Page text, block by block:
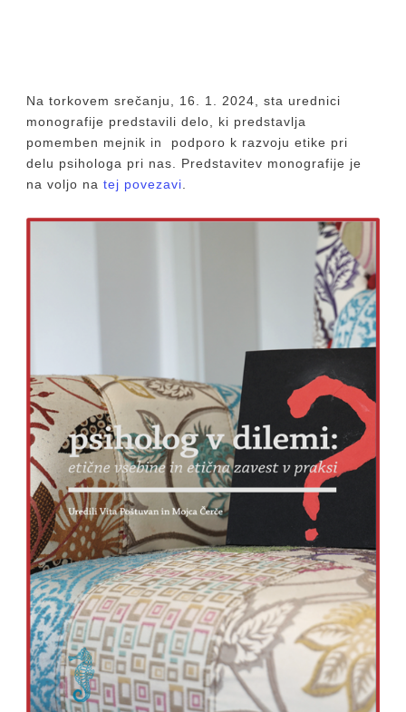
Na torkovem srečanju, 16. 1. 2024, sta urednici
monografije predstavili delo, ki predstavlja
pomemben mejnik in podporo k razvoju etike pri
delu psihologa pri nas. Predstavitev monografije je
na voljo na tej povezavi